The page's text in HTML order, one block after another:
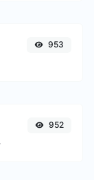
953
ICO.
952